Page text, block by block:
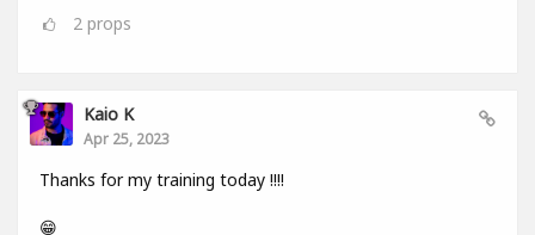
2 props
Kaio K
Apr 25, 2023
Thanks for my training today !!!!
😁